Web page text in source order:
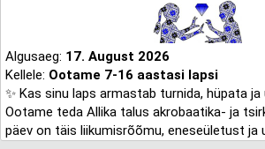
Algusaeg: 17. August 2026
Kellele: Ootame 7-16 aastasi lapsi
✨ Kas sinu laps armastab turnida, hüpata
Ootame teda Allika talus akrobaatika- ja
päev on täis liikumisrõõmu, eneseületust ja